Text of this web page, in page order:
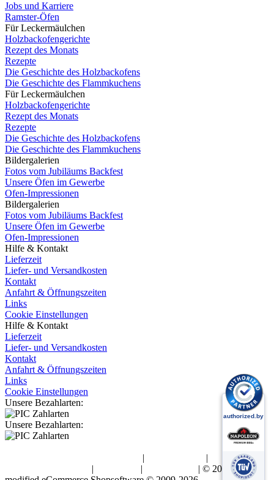
Jobs und Karriere
Ramster-Öfen
Für Leckermäulchen
Holzbackofengerichte
Rezept des Monats
Rezepte
Die Geschichte des Holzbackofens
Die Geschichte des Flammkuchens
Für Leckermäulchen
Holzbackofengerichte
Rezept des Monats
Rezepte
Die Geschichte des Holzbackofens
Die Geschichte des Flammkuchens
Bildergalerien
Fotos vom Jubiläums Backfest
Unsere Öfen im Gewerbe
Ofen-Impressionen
Bildergalerien
Fotos vom Jubiläums Backfest
Unsere Öfen im Gewerbe
Ofen-Impressionen
Hilfe & Kontakt
Lieferzeit
Liefer- und Versandkosten
Kontakt
Anfahrt & Öffnungszeiten
Links
Cookie Einstellungen
Hilfe & Kontakt
Lieferzeit
Liefer- und Versandkosten
Kontakt
Anfahrt & Öffnungszeiten
Links
Cookie Einstellungen
Unsere Bezahlarten:
Unsere Bezahlarten:
|
|
| |
| © 2026 BK